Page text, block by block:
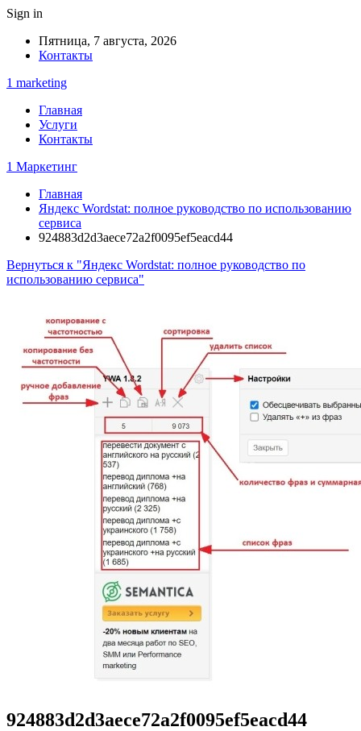
Sign in
Пятница, 7 августа, 2026
Контакты
1 marketing
Главная
Услуги
Контакты
1 Маркетинг
Главная
Яндекс Wordstat: полное руководство по использованию
сервиса
924883d2d3aece72a2f0095ef5eacd44
Вернуться к "Яндекс Wordstat: полное руководство по
использованию сервиса"
924883d2d3aece72a2f0095ef5eacd44